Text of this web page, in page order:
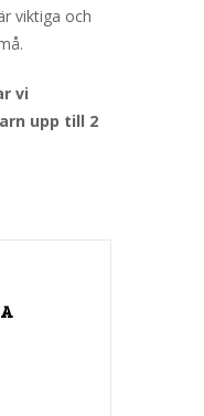
viktiga och
vi
upp till 2